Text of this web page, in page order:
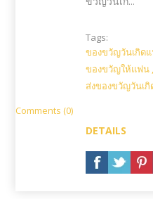
Tags:
ของขวัญวันเกิด
ของขวัญให้แฟน ,
ส่งของขวัญวันเกิ
Comments (0)
DETAILS